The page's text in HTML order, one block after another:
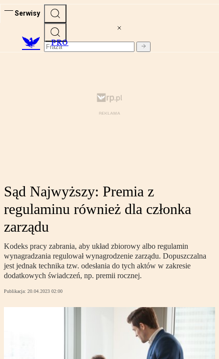
Serwisy
PRO
Sąd Najwyższy: Premia z
regulaminu również dla członka
zarządu
Kodeks pracy zabrania, aby układ zbiorowy albo regulamin
wynagradzania regulował wynagrodzenie zarządu. Dopuszczalna
jest jednak technika tzw. odesłania do tych aktów w zakresie
dodatkowych świadczeń, np. premii rocznej.
Publikacja: 20.04.2023 02:00